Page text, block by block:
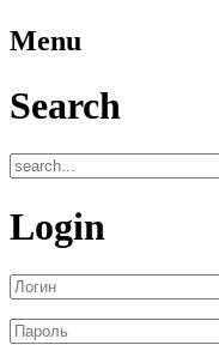
Menu
Search
Login